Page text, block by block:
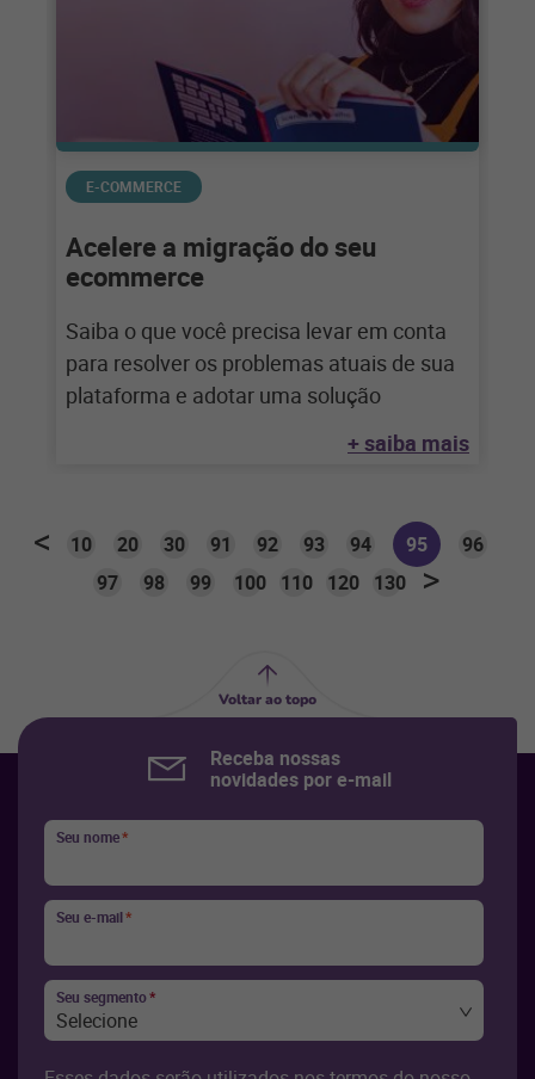
E-COMMERCE
Acelere a migração do seu
ecommerce
Saiba o que você precisa levar em conta
para resolver os problemas atuais de sua
plataforma e adotar uma solução
+ saiba mais
10 20 30 91 92 93 94 95
96
97
98 99 100 110 120 130
Voltar ao topo
Receba nossas
novidades por e-mail
Seu nome*
Seu e-mail*
Seu segmento*
Selecione